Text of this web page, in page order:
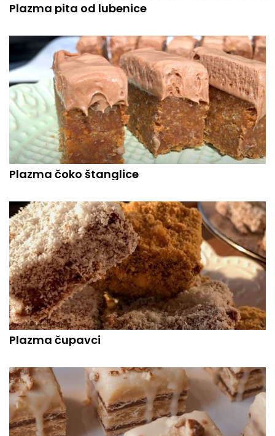
Plazma pita od lubenice
Plazma čoko štanglice
Plazma čupavci